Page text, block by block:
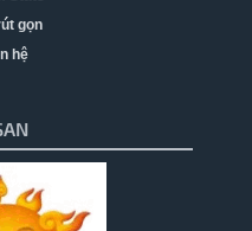
gọn
hệ